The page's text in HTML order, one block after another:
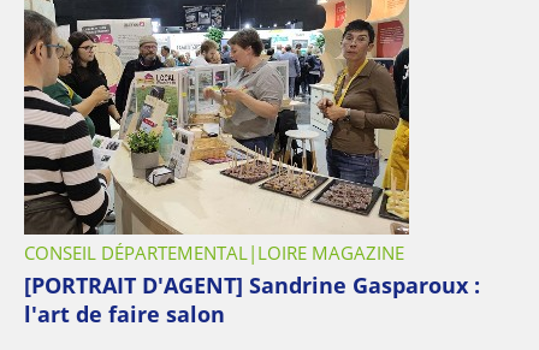
CONSEIL DÉPARTEMENTAL LOIRE MAGAZINE
[PORTRAIT D'AGENT] Sandrine Gasparoux :
l'art de faire salon